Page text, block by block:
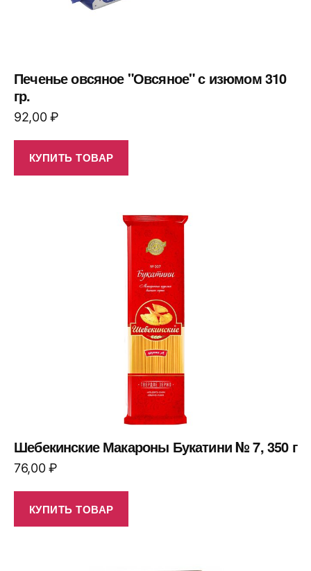
Печенье овсяное "Овсяное" с изюмом 310
гр.
92,00₽
КУПИТЬ ТОВАР
Шебекинские Макароны Букатини № 7, 350 г
76,00₽
КУПИТЬ ТОВАР